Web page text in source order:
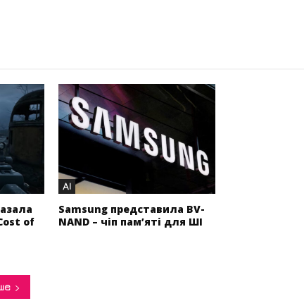
of
AI
Samsung представила BV-
NAND – чіп пам’яті для ШІ